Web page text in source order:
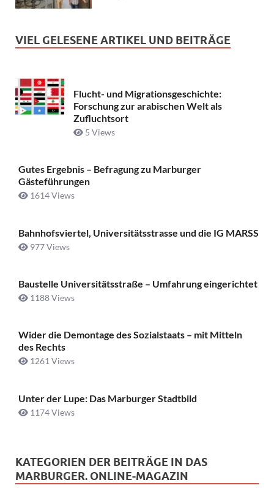
VIEL GELESENE ARTIKEL UND BEITRÄGE
Flucht- und Migrationsgeschichte:
Forschung zur arabischen Welt als
Zufluchtsort
5 Views
Gutes Ergebnis – Befragung zu Marburger
Gästeführungen
1614 Views
Bahnhofsviertel, Universitätsstrasse und die IG MARSS
977 Views
Baustelle Universitätsstraße ­– Umfahrung eingerichtet
1188 Views
Wider die Demontage des Sozialstaats – mit Mitteln
des Rechts
1261 Views
Unter der Lupe: Das Marburger Stadtbild
1174 Views
KATEGORIEN DER BEITRÄGE IN DAS
MARBURGER. ONLINE-MAGAZIN